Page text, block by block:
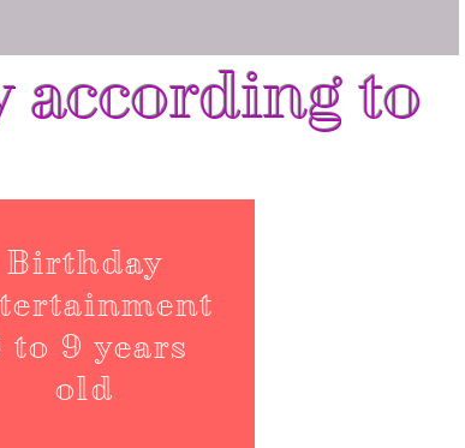
according to
Birthday
to 9 years
old